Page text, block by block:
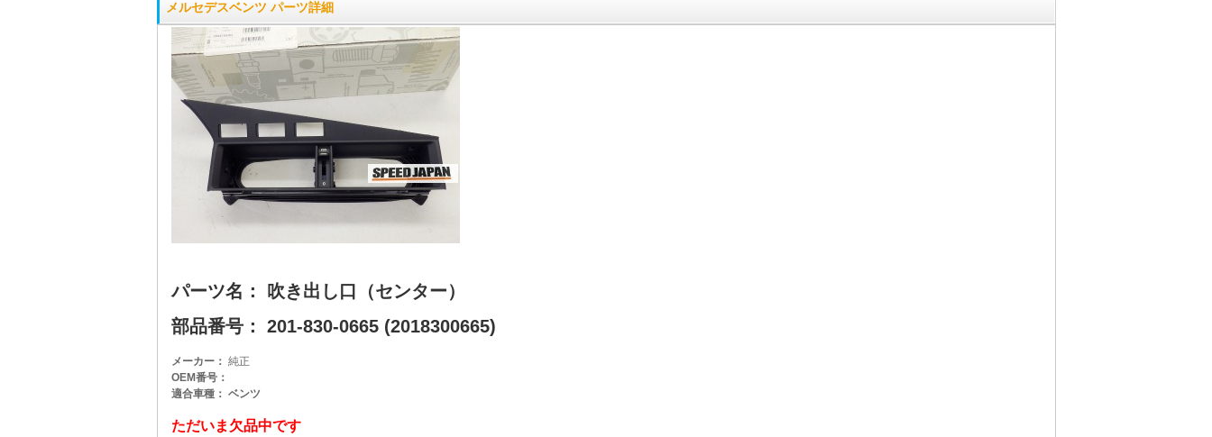
メルセデスベンツ パーツ詳細
パーツ名： 吹き出し口（センター）
部品番号： 201-830-0665 (2018300665)
メーカー： 純正
OEM番号：
適合車種： ベンツ
ただいま欠品中です